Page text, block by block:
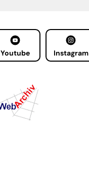
Youtube Instagram